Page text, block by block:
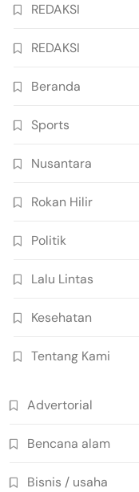
REDAKSI
REDAKSI
Beranda
Sports
Nusantara
Rokan Hilir
Politik
Lalu Lintas
Kesehatan
Tentang Kami
Advertorial
Bencana alam
Bisnis / usaha